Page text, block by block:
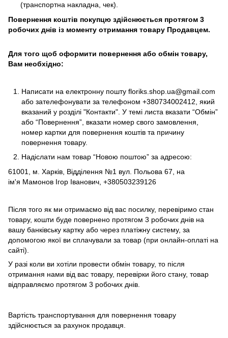
(транспортна накладна, чек).
Повернення коштів покупцю здійснюється протягом 3
робочих днів із моменту отримання товару Продавцем.
Для того щоб оформити повернення або обмін товару,
Вам необхідно:
Написати на електронну пошту floriks.shop.ua@gmail.com
або зателефонувати за телефоном +380734002412 , який
вказаний у розділі "Контакти" . У темі листа вказати “Обмін”
або “Повернення”, вказати номер свого замовлення,
номер картки для повернення коштів та причину
повернення товару.
Надіслати нам товар “Новою поштою” за адресою:
61001, м. Харків, Відділення №1 вул. Польова 67, на
ім'я Мамонов Ігор Іванович, +380503239126
Після того як ми отримаємо від вас посилку, перевіримо стан
товару, кошти буде повернено протягом 3 робочих днів на
вашу банківську картку або через платіжну систему, за
допомогою якої ви сплачували за товар (при онлайн-оплаті на
сайті).
У разі коли ви хотіли провести обмін товару, то після
отримання нами від вас товару, перевірки його стану, товар
відправляємо протягом 3 робочих днів.
Вартість транспортування для повернення товару
здійснюється за рахунок продавця.